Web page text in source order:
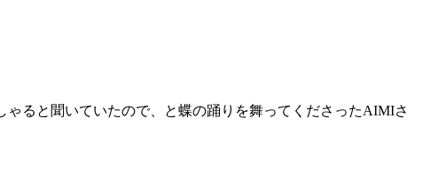
ると聞いていたので、と蝶の踊りを舞ってくださったAIMIさ